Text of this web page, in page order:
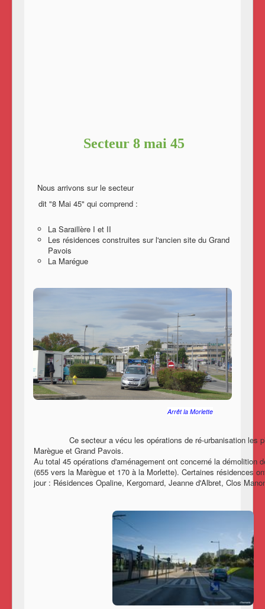
Secteur 8 mai 45
Nous arrivons sur le secteur
dit "8 Mai 45" qui comprend :
La Saraillère I et II
Les résidences construites sur l'ancien site du Grand
Pavois
La Marégue
Arrêt la Morlette
Ce secteur a vécu les opérations de ré-urbanisation les
Marègue et Grand Pavois.
Au total 45 opérations d'aménagement ont concerné la démolition
(655 vers la Marègue et 170 à la Morlette). Certaines résidences
jour : Résidences Opaline, Kergomard, Jeanne d'Albret,